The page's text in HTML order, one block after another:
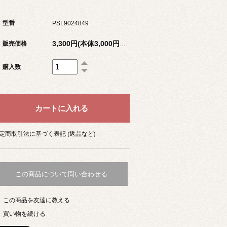
型番 PSL9024849
販売価格
購入数
商取引法に基づく表記 (返品など)
この商品について問い合わせる
この商品を友達に教える
買い物を続ける